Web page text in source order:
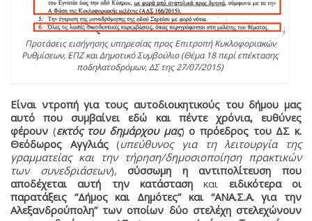
Προτάσεις εισήγησης υπηρεσίας προς Επιτροπή Κυκλοφοριακών
Ρυθμίσεων, ΕΠΖ και Δημοτικό Συμβούλιο (Θέμα 18 περί επέκτασης
ποδηλατοδρόμων, ΔΣ της 27/07/2015)
Είναι ντροπή για τους αυτοδιοικητικούς του δήμου μας
αυτό που συμβαίνει εδώ και πέντε χρόνια, ευθύνες
φέρουν (εκτός του δημάρχου μας)ο πρόεδρος του ΔΣ κ.
Θεόδωρος Αγγλιάς(υπεύθυνος για τη λειτουργία της
γραμματείας και την τήρηση/δημοσιοποίηση πρακτικών
των συνεδριάσεων),
σύσσωμη η αντιπολίτευση που
αποδέχεται αυτή την κατάσταση και ειδικότερα οι
παρατάξεις “Δήμος και Δημότες” και “ΑΝΑ.Σ.Α. για την
Αλεξανδρούπολη” των οποίων δύο στελέχη στελεχώνουν